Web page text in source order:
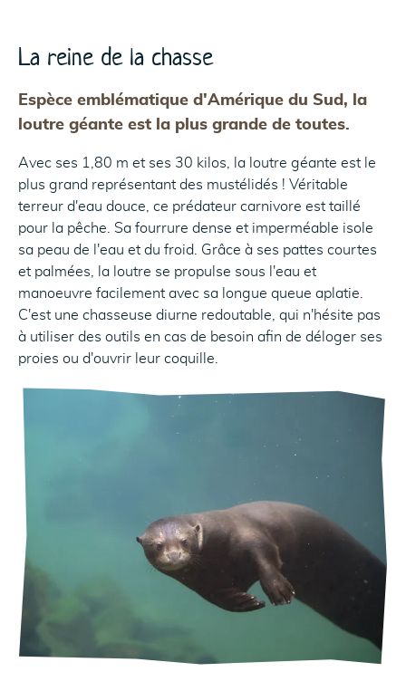
La reine de la chasse
Espèce emblématique d'Amérique du Sud, la
loutre géante est la plus grande de toutes.
Avec ses 1,80 m et ses 30 kilos, la loutre géante est le
plus grand représentant des mustélidés ! Véritable
terreur d'eau douce, ce prédateur carnivore est taillé
pour la pêche. Sa fourrure dense et imperméable isole
sa peau de l'eau et du froid. Grâce à ses pattes courtes
et palmées, la loutre se propulse sous l'eau et
manoeuvre facilement avec sa longue queue aplatie.
C'est une chasseuse diurne redoutable, qui n'hésite pas
à utiliser des outils en cas de besoin afin de déloger ses
proies ou d'ouvrir leur coquille.